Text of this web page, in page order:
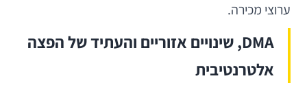
ערוצי מכירה.
DMA, שינויים אזוריים והעתיד של הפצה
אלטרנטיבית